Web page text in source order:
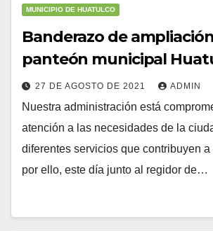
MUNICIPIO DE HUATULCO
Banderazo de
panteón municipal
27 DE AGOSTO DE 2021 ADMIN
Nuestra administración está
atención a las necesidades de la
diferentes servicios que contribuyen a
por ello, este día junto al regidor de…